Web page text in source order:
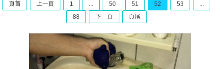
頁首 上一頁 1 ... 50 51 52 53
...
88
下一頁 頁尾